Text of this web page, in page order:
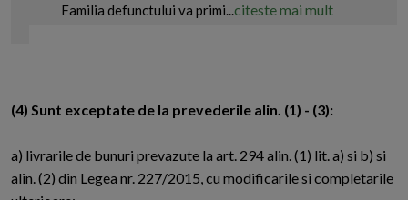
Familia defunctului va primi...citeste mai mult
(4) Sunt exceptate de la prevederile alin. (1) - (3):
a) livrarile de bunuri prevazute la art. 294 alin. (1) lit. a) si b) si
alin. (2) din Legea nr. 227/2015, cu modificarile si completarile